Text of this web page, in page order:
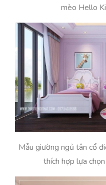
mèo Hello
Mẫu giường ngủ tân cổ
thích hợp lựa